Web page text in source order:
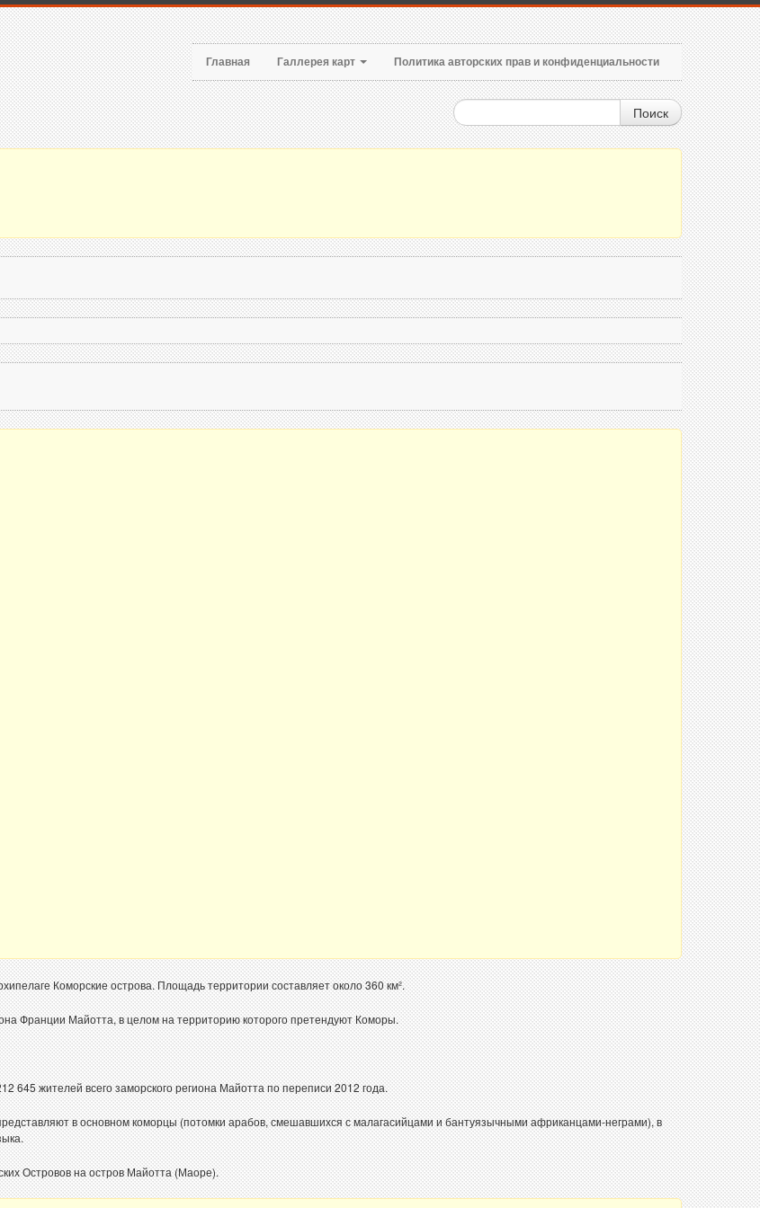
Главная Галлерея карт Политика авторских прав и конфиденциальности
Поиск
Коморские острова. Площадь территории составляет около 360 км².
Франции Майотта, в целом на территорию которого претендуют Коморы.
645 жителей всего заморского региона Майотта по переписи 2012 года.
в основном коморцы (потомки арабов, смешавшихся с малагасийцами и бантуязычными африканцами-неграми), в
Островов на остров Майотта (Маоре).